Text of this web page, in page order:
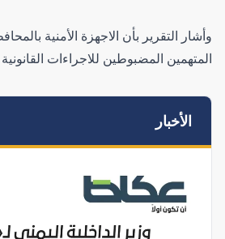
وأشار التقرير بأن الاجهزة الأمنية
المتهمين المضبوطين للاجراءات القانونية
الأخبار